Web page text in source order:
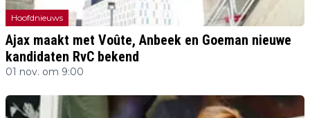
Hoofdnieuws
Ajax maakt met Voûte, Anbeek en Goeman nieuwe
kandidaten RvC bekend
01 nov. om 9:00